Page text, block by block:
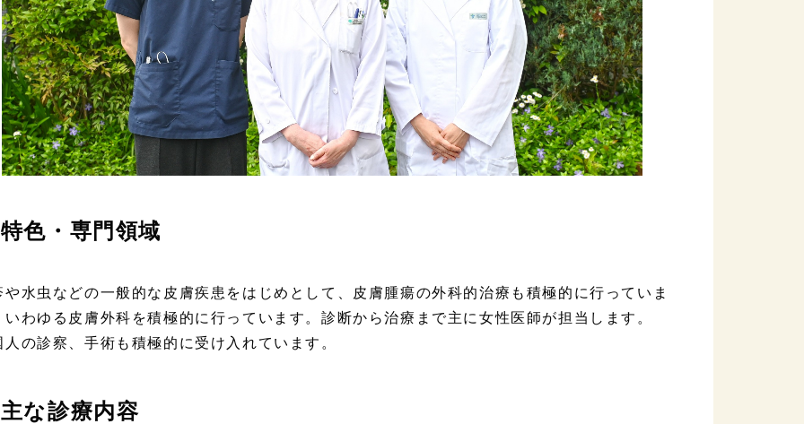
特色・専門領域
や水虫などの一般的な皮膚疾患をはじめとして、皮膚腫瘍の外科的治療も積極的に行っていま
いわゆる皮膚外科を積極的に行っています。診断から治療まで主に女性医師が担当します。
人の診察、手術も積極的に受け入れています。
主な診療内容